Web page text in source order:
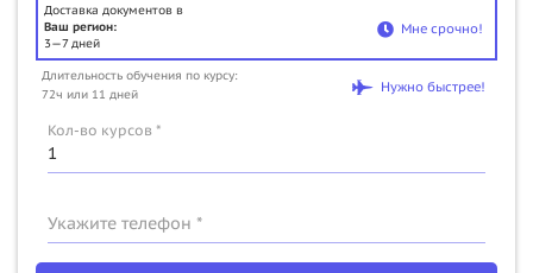
Доставка документов в
Ваш регион:
3—7 дней
Мне срочно!
Длительность обучения по курсу:
72ч или 11 дней
Нужно быстрее!
Кол-во курсов *
Укажите телефон *